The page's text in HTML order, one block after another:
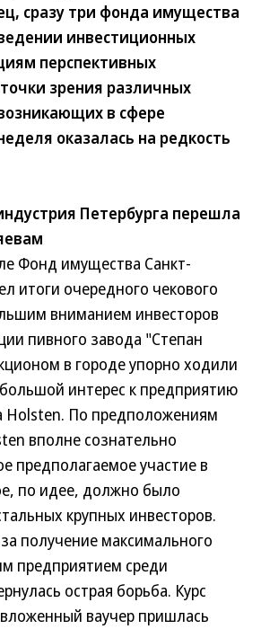
сразу три фонда имущества
инвестиционных
перспективных
зрения различных
в сфере
оказалась на редкость
Петербурга перешла
Фонд имущества Санкт-
итоги очередного чекового
вниманием инвесторов
пивного завода "Степан
в городе упорно ходили
интерес к предприятию
Holsten. По предположениям
вполне сознательно
предполагаемое участие в
по идее, должно было
крупных инвесторов.
получение максимального
предприятием среди
острая борьба. Курс
ваучер пришлась